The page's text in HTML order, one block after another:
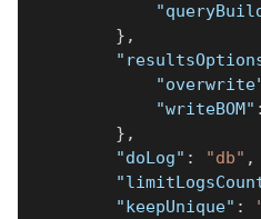
} ,
"writeBOM" :
} ,
"doLog" : "db" ,
"keepUnique" :